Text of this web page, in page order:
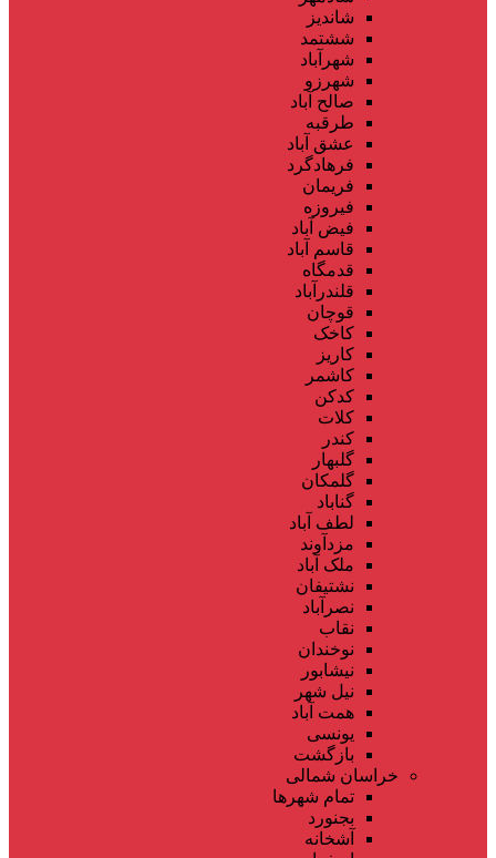
شاندیز
ششتمد
شهرآباد
شهرزو
صالح آباد
طرقبه
عشق آباد
فرهادگرد
فریمان
فیروزه
فیض آباد
قاسم آباد
قدمگاه
قلندرآباد
قوچان
کاخک
کاریز
کاشمر
کدکن
کلات
کندر
گلبهار
گلمکان
گناباد
لطف آباد
مزدآوند
ملک آباد
نشتیفان
نصرآباد
نقاب
نوخندان
نیشابور
نیل شهر
همت آباد
یونسی
بازگشت
خراسان شمالی
تمام شهر‌ها
بجنورد
آشخانه